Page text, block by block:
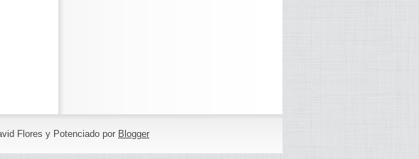
Flores y Potenciado por Blogger